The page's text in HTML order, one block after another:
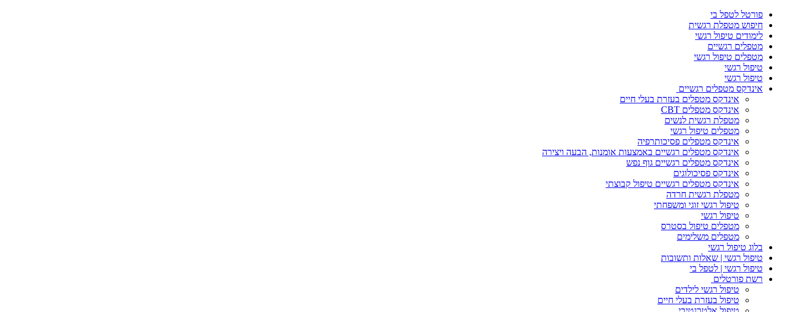
פורטל לטפל בי
חיפוש מטפלת רגשית
לימודים טיפול רגשי
מטפלים רגשיים
מטפלים טיפול רגשי
טיפול רגשי
טיפול רגשי
אינדקס מטפלים רגשיים
אינדקס מטפלים בעזרת בעלי חיים
אינדקס מטפלים CBT
מטפלת רגשית לנשים
מטפלים טיפול רגשי
אינדקס מטפלים פסיכותרפיה
אינדקס מטפלים רגשיים באמצעות אומנות, הבעה ויצירה
אינדקס מטפלים רגשיים גוף נפש
אינדקס פסיכולוגים
אינדקס מטפלים רגשיים טיפול קבוצתי
מטפלת רגשית חרדה
טיפול רגשי זוגי ומשפחתי
טיפול רגשי
מטפלים טיפול בסטרס
מטפלים משלימים
בלוג טיפול רגשי
טיפול רגשי | שאלות ותשובות
טיפול רגשי | לטפל בי
רשת פורטלים
טיפול רגשי לילדים
טיפול בעזרת בעלי חיים